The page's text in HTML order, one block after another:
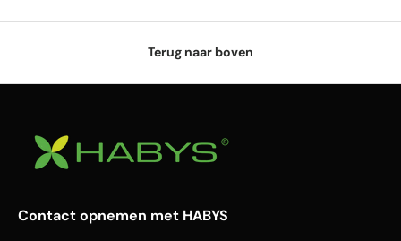
Terug naar boven
Contact opnemen met HABYS